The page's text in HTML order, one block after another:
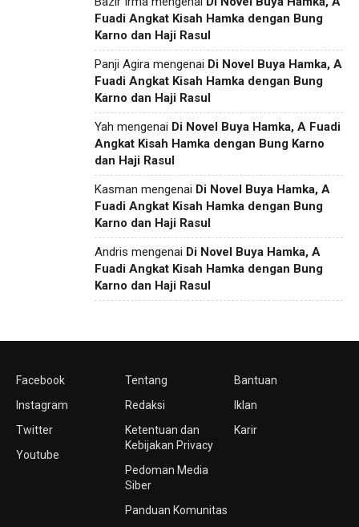
Fuadi Angkat Kisah Hamka dengan Bung
Karno dan Haji Rasul
Panji Agira mengenai Di Novel Buya Hamka, A
Fuadi Angkat Kisah Hamka dengan Bung
Karno dan Haji Rasul
Yah mengenai Di Novel Buya Hamka, A Fuadi
Angkat Kisah Hamka dengan Bung Karno
dan Haji Rasul
Kasman mengenai Di Novel Buya Hamka, A
Fuadi Angkat Kisah Hamka dengan Bung
Karno dan Haji Rasul
Andris mengenai Di Novel Buya Hamka, A
Fuadi Angkat Kisah Hamka dengan Bung
Karno dan Haji Rasul
Facebook
Instagram
Twitter
Youtube
Tentang
Redaksi
Ketentuan dan
Kebijakan Privacy
Pedoman Media
Siber
Panduan Komunitas
Bantuan
Iklan
Karir